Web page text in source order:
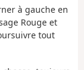
à gauche en
Rouge et
tout